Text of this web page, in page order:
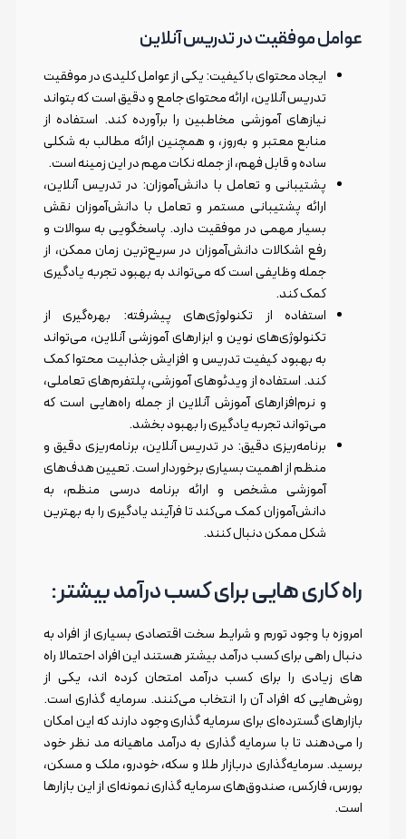
عوامل موفقیت در تدریس آنلاین
ایجاد محتوای با کیفیت: یکی از عوامل کلیدی در موفقیت
تدریس آنلاین، ارائه محتوای جامع و دقیق است که بتواند
نیازهای آموزشی مخاطبین را برآورده کند. استفاده از
منابع معتبر و به‌روز، و همچنین ارائه مطالب به شکلی
ساده و قابل فهم، از جمله نکات مهم در این زمینه است.
پشتیبانی و تعامل با دانش‌آموزان: در تدریس آنلاین،
ارائه پشتیبانی مستمر و تعامل با دانش‌آموزان نقش
بسیار مهمی در موفقیت دارد. پاسخگویی به سوالات و
رفع اشکالات دانش‌آموزان در سریع‌ترین زمان ممکن، از
جمله وظایفی است که می‌تواند به بهبود تجربه یادگیری
کمک کند.
استفاده از تکنولوژی‌های پیشرفته: بهره‌گیری از
تکنولوژی‌های نوین و ابزارهای آموزشی آنلاین، می‌تواند
به بهبود کیفیت تدریس و افزایش جذابیت محتوا کمک
کند. استفاده از ویدئوهای آموزشی، پلتفرم‌های تعاملی،
و نرم‌افزارهای آموزش آنلاین از جمله راه‌هایی است که
می‌تواند تجربه یادگیری را بهبود بخشد.
برنامه‌ریزی دقیق: در تدریس آنلاین، برنامه‌ریزی دقیق و
منظم از اهمیت بسیاری برخوردار است. تعیین هدف‌های
آموزشی مشخص و ارائه برنامه درسی منظم، به
دانش‌آموزان کمک می‌کند تا فرآیند یادگیری را به بهترین
شکل ممکن دنبال کنند.
راه کاری هایی برای کسب درآمد بیشتر:
امروزه با وجود تورم و شرایط سخت اقتصادی بسیاری از افراد به
دنبال راهی برای کسب درآمد بیشتر هستند این افراد احتمالا راه
های زیادی را برای کسب درآمد امتحان کرده اند، یکی از
روش‌هایی که افراد آن را انتخاب می‌کنند. سرمایه گذاری است.
بازارهای گسترده‌ای برای سرمایه گذاری وجود دارند که این امکان
را می‌دهند تا با سرمایه گذاری به درآمد ماهیانه مد نظر خود
برسید. سرمایه‌گذاری دربازار طلا و سکه، خودرو، ملک و مسکن،
بورس، فارکس، صندوق‌های سرمایه گذاری نمونه‌ای از این بازارها
است.